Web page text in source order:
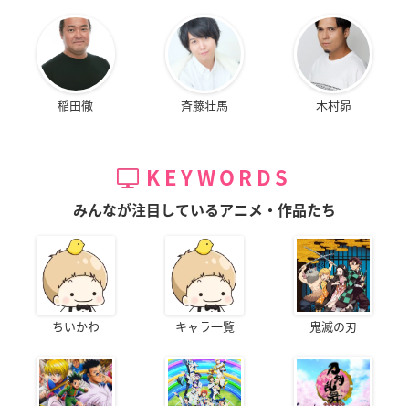
稲田徹 斉藤壮馬 木村昴
KEYWORDS
みんなが注目しているアニメ・作品たち
ちいかわ キャラ一覧 鬼滅の刃